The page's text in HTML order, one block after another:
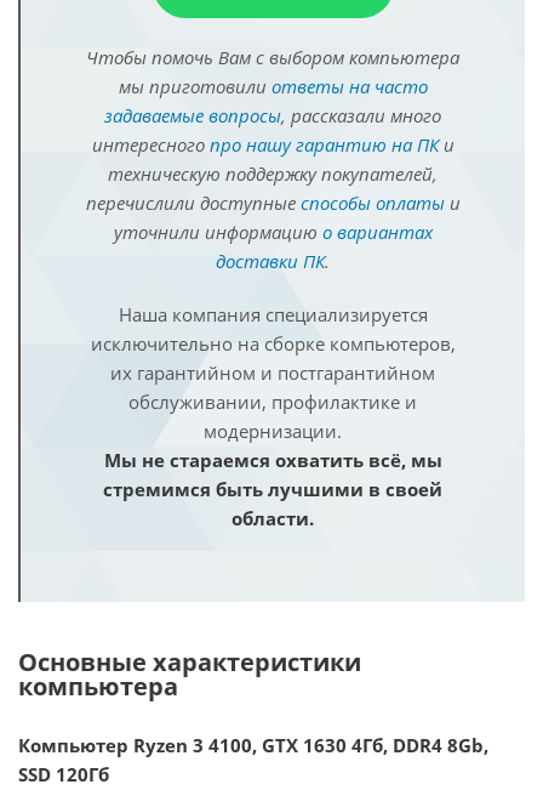
Чтобы помочь Вам с выбором компьютера
мы приготовили ответы на часто
задаваемые вопросы, рассказали много
интересного про нашу гарантию на ПКи
техническую поддержку покупателей,
перечислили доступные способы оплатыи
уточнили информацию о вариантах
доставки ПК.
Наша компания специализируется
исключительно на сборке компьютеров,
их гарантийном и постгарантийном
обслуживании, профилактике и
модернизации.
Мы не стараемся охватить всё, мы
стремимся быть лучшими в своей
области.
Основные характеристики
компьютера
Компьютер Ryzen 3 4100, GTX 1630 4Гб, DDR4 8Gb,
SSD 120Гб